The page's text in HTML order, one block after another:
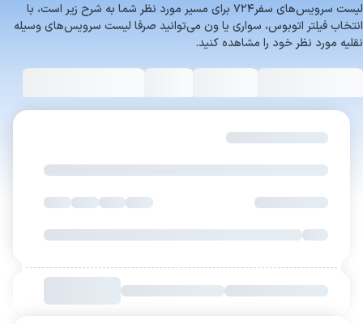
لیست سرویس‌های سفر۷۲۴ برای مسیر مورد نظر شما به شرح زیر است، با
انتخاب فیلتر اتوبوس، سواری یا ون می‌توانید صرفا لیست سرویس‌های وسیله
نقلیه مورد نظر خود را مشاهده کنید.